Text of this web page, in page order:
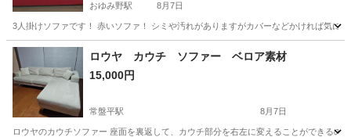
おゆみ野駅 8月7日
3人掛けソファです！ 赤いソファ！ シミや汚れがありますがカバーなどかければ気に
千葉 千葉市 おゆみ野駅 ソファ ミニバン
ロウヤ カウチ ソファー ベロア素材
15,000円
常盤平駅 8月7日
ロウヤのカウチソファー 座面を裏返して、カウチ部分を右左に変えることができる